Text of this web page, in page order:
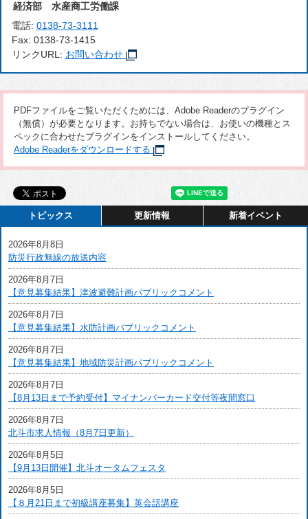
経済部 水産商工労働課
電話: 0138-73-3111
Fax: 0138-73-1415
リンクURL: お問い合わせ
PDFファイルをご覧いただくためには、Adobe Readerのプラグイン
（無償）が必要となります。お持ちでない場合は、お使いの機種とス
ペックに合わせたプラグインをインストールしてください。
Adobe Readerをダウンロードする
トピックス 更新情報 新着イベント
2026年8月8日
防災行政無線の放送内容
2026年8月7日
【意見募集結果】津波避難計画パブリックコメント
2026年8月7日
【意見募集結果】水防計画パブリックコメント
2026年8月7日
【意見募集結果】地域防災計画パブリックコメント
2026年8月7日
【8月13日まで予約受付】マイナンバーカード交付等夜間窓口
2026年8月7日
北斗市求人情報（8月7日更新）
2026年8月5日
【9月13日開催】北斗オータムフェスタ
2026年8月5日
【８月21日まで初級講座募集】英会話講座